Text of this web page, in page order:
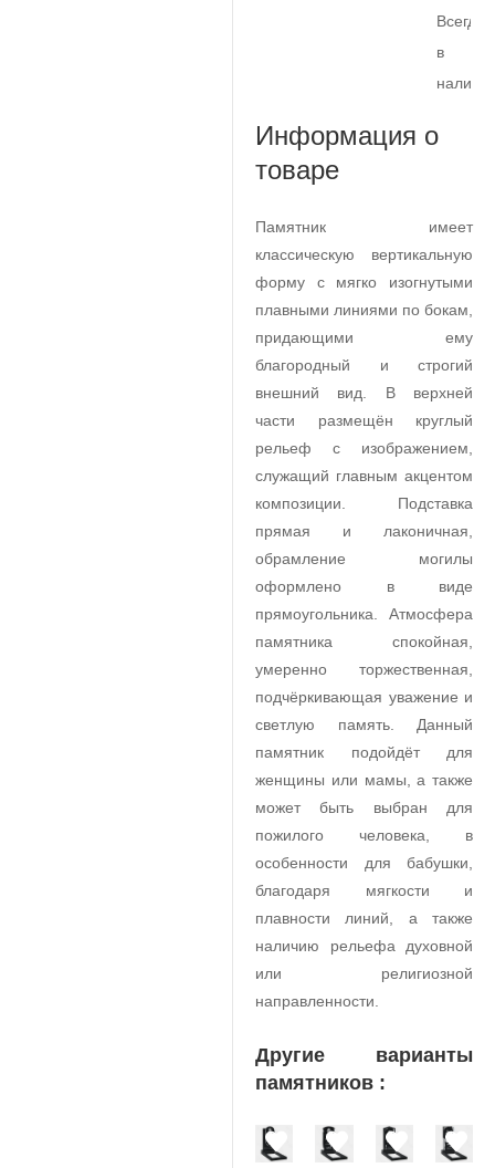
Всегда
в
Информация о
товаре
Памятник имеет
классическую вертикальную
форму с мягко изогнутыми
плавными линиями по бокам,
придающими ему
благородный и строгий
внешний вид. В верхней
части размещён круглый
рельеф с изображением,
служащий главным акцентом
композиции. Подставка
прямая и лаконичная,
обрамление могилы
оформлено в виде
прямоугольника. Атмосфера
памятника спокойная,
умеренно торжественная,
подчёркивающая уважение и
светлую память. Данный
памятник подойдёт для
женщины или мамы, а также
может быть выбран для
пожилого человека, в
особенности для бабушки,
благодаря мягкости и
плавности линий, а также
наличию рельефа духовной
или религиозной
направленности.
Другие варианты
памятников :